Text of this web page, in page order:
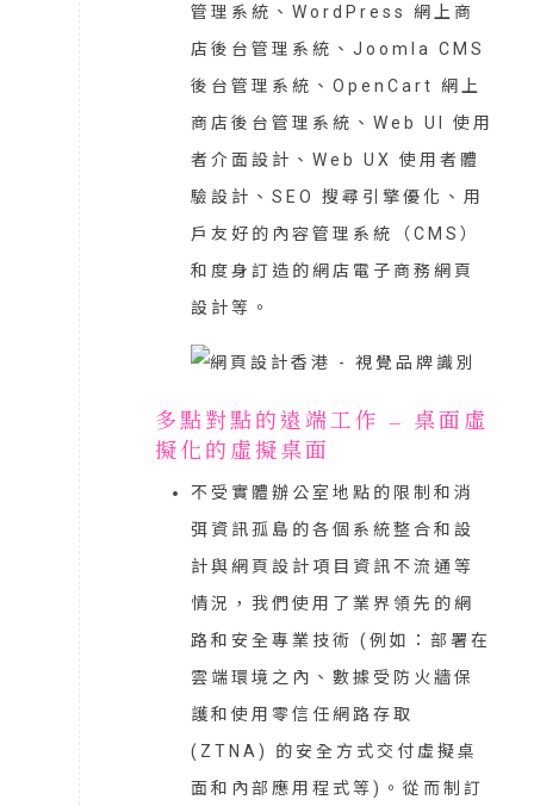
管理系統、WordPress 網上商
店後台管理系統、Joomla CMS
後台管理系統、OpenCart 網上
商店後台管理系統、Web UI 使用
者介面設計、Web UX 使用者體
驗設計、SEO 搜尋引擎優化、用
戶友好的內容管理系統（CMS）
和度身訂造的網店電子商務網頁
設計等。
多點對點的遠端工作 – 桌面虛
擬化的虛擬桌面
不受實體辦公室地點的限制和消
弭資訊孤島的各個系統整合和設
計與網頁設計項目資訊不流通等
情況，我們使用了業界領先的網
路和安全專業技術 (例如：部署在
雲端環境之內、數據受防火牆保
護和使用零信任網路存取
(ZTNA) 的安全方式交付虛擬桌
面和內部應用程式等)。從而制訂